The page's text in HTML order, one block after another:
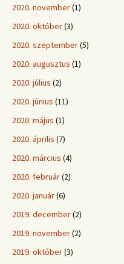
2020. november(1)
2020. október(3)
2020. szeptember(5)
2020. augusztus (1)
2020. július (2)
2020. június (11)
2020. május (1)
2020. április (7)
2020. március (4)
2020. február(2)
2020. január(6)
2019. december(2)
2019. november(2)
2019. október(3)